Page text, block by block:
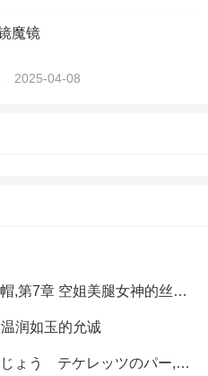
魔镜
2025-04-08
性感的美腿女神之乱伦绿帽,第7章 空姐美腿女神的丝袜足交
润如玉的允诚
アジャラカモクレン ごじょう テケレッツのパー,【No. 42 Rube Goldberg Machine】十四